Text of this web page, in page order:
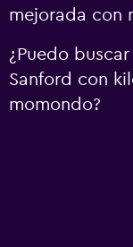
mejorada con
¿Puedo
Sanford con
momondo?